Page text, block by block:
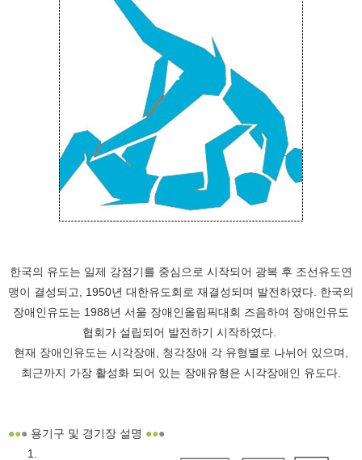
한국의 유도는 일제 강점기를 중심으로 시작되어 광복 후 조선유도연
맹이 결성되고, 1950년 대한유도회로 재결성되며 발전하였다. 한국의
장애인유도는 1988년 서울 장애인올림픽대회 즈음하여 장애인유도
협회가 설립되어 발전하기 시작하였다.
현재 장애인유도는 시각장애, 청각장애 각 유형별로 나뉘어 있으며,
최근까지 가장 활성화 되어 있는 장애유형은 시각장애인 유도다.
●●● 용기구 및 경기장 설명 ●●●